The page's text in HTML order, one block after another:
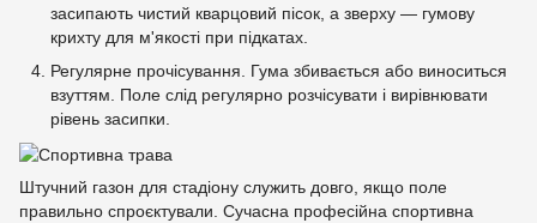
засипають чистий кварцовий пісок, а зверху — гумову
крихту для м'якості при підкатах.
Регулярне прочісування. Гума збивається або виноситься
взуттям. Поле слід регулярно розчісувати і вирівнювати
рівень засипки.
Штучний газон для стадіону служить довго, якщо поле
правильно спроєктували. Сучасна професійна спортивна